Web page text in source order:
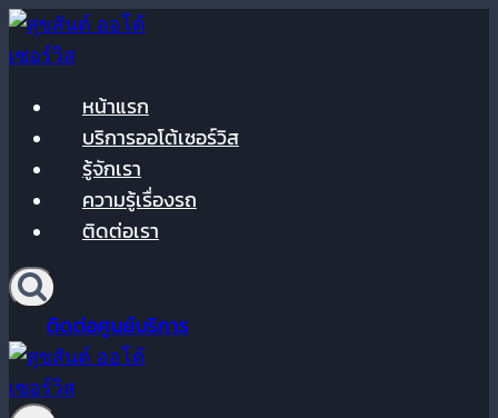
Skip
to
หน้าแรก
บริการออโต้เซอร์วิส
รู้จักเรา
ความรู้เรื่องรถ
ติดต่อเรา
ติดต่อศูนย์บริการ